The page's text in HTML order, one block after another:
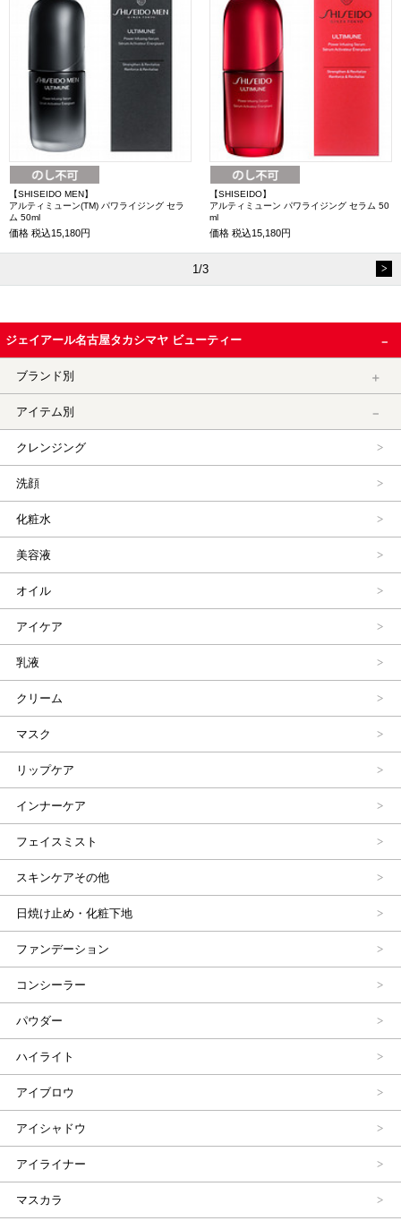
【SHISEIDO MEN】
アルティミューン(TM) パワライジング セラ
ム 50ml
価格 税込15,180円
【SHISEIDO】
アルティミューン パワライジング セラム 50
ml
価格 税込15,180円
1/3
ジェイアール名古屋タカシマヤ ビューティー
ブランド別
アイテム別
クレンジング
洗顔
化粧水
美容液
オイル
アイケア
乳液
クリーム
マスク
リップケア
インナーケア
フェイスミスト
スキンケアその他
日焼け止め・化粧下地
ファンデーション
コンシーラー
パウダー
ハイライト
アイブロウ
アイシャドウ
アイライナー
マスカラ